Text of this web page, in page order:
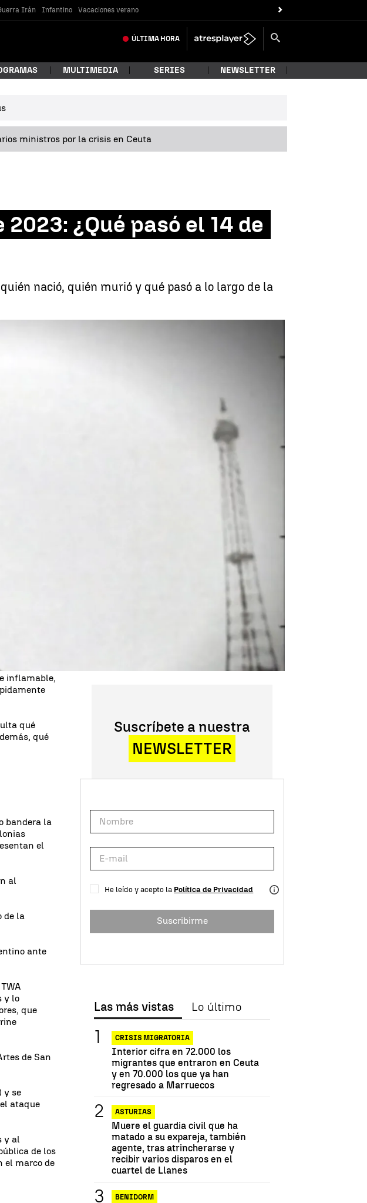
Irán Infantino Vacaciones verano
ÚLTIMA HORA
MULTIMEDIA SERIES NEWSLETTER
ministros por la crisis en Ceuta
¿Qué pasó el 14 de
nació, quién murió y qué pasó a lo largo de la
entran en
y el
de junio,
que
del país
a
inflamable,
qué
qué
bandera la
el
al
de la
ante
y lo
que
de San
y se
ataque
y al
de los
el marco de
Suscríbete a nuestra
NEWSLETTER
He leído y acepto la Política de Privacidad
Suscribirme
Las más vistas Lo último
CRISIS MIGRATORIA
Interior cifra en 72.000 los
migrantes que entraron en Ceuta
y en 70.000 los que ya han
regresado a Marruecos
ASTURIAS
Muere el guardia civil que ha
matado a su expareja, también
agente, tras atrincherarse y
recibir varios disparos en el
cuartel de Llanes
BENIDORM